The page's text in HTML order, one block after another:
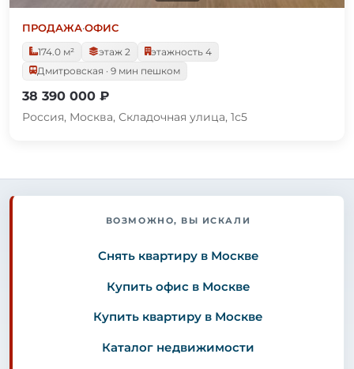
ПРОДАЖА·ОФИС
174.0 м²
этаж 2
этажность 4
Дмитровская · 9 мин пешком
38 390 000 ₽
Россия, Москва, Складочная улица, 1с5
ВОЗМОЖНО, ВЫ ИСКАЛИ
Снять квартиру в Москве
Купить офис в Москве
Купить квартиру в Москве
Каталог недвижимости